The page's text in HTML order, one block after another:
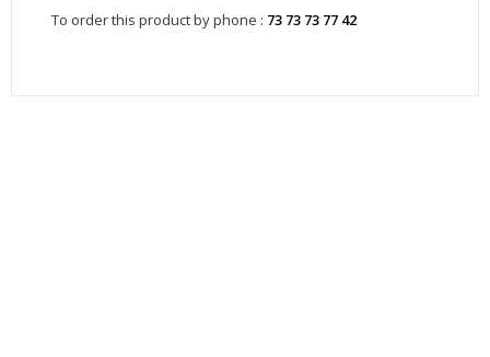
To order this product by phone : 73 73 73 77 42